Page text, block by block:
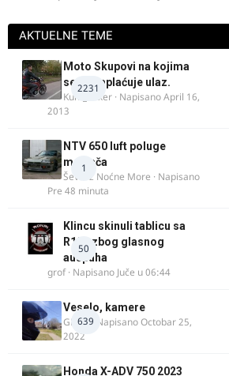
AKTUELNE TEME
2231
Moto Skupovi na kojima
se ne naplaćuje ulaz.
Kum_Mixer · NapisanoApril 16,
2013
1
NTV 650 luft poluge
menjača
Ševa iz Noćne More · Napisano
Pre 48 minuta
50
Klincu skinuli tablicu sa
R125 zbog glasnog
auspuha
grof· Napisano Juče u 06:44
639
Veselo, kamere
GR 46· NapisanoOctobar 25,
2022
Honda X-ADV 750 2023